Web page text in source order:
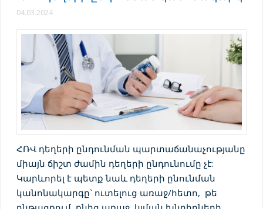
04.03.2024
ՀՌՎ դեղերի ընդունման պարտաճանաչությանը
միայն ճիշտ ժամին դեղերի ընդունումը չէ:
Կարևորել է պետք նաև դեղերի ընունման
կանոնակարգը` ուտելուց առաջ/հետո, թե